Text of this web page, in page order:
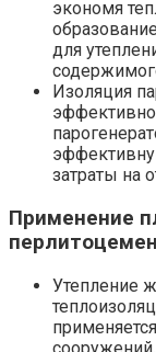
экономя
для
Изоляция
эффективно
затраты на
Применение
Утепление